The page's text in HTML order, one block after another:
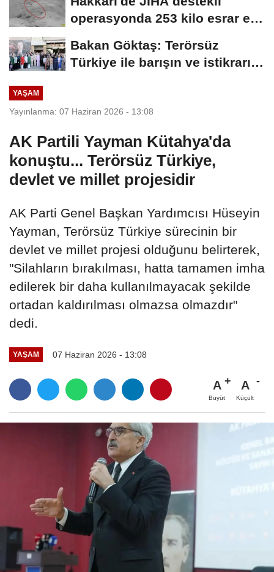
operasyonda 253 kilo esrar ele
Bakan Göktaş: Terörsüz
Türkiye ile barışın ve istikrarın
YAŞAM
Yayınlanma: 07 Haziran 2026 - 13:08
AK Partili Yayman Kütahya'da
konuştu... Terörsüz Türkiye,
devlet ve millet projesidir
AK Parti Genel Başkan Yardımcısı Hüseyin
Yayman, Terörsüz Türkiye sürecinin bir
devlet ve millet projesi olduğunu belirterek,
"Silahların bırakılması, hatta tamamen imha
edilerek bir daha kullanılmayacak şekilde
ortadan kaldırılması olmazsa olmazdır"
dedi.
YAŞAM 07 Haziran 2026 - 13:08
A
Büyüt
A
Küçült